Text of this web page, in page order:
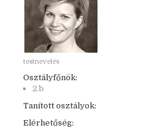
testnevelés
Osztályfőnök:
2.b
Tanított osztályok:
Elérhetőség: